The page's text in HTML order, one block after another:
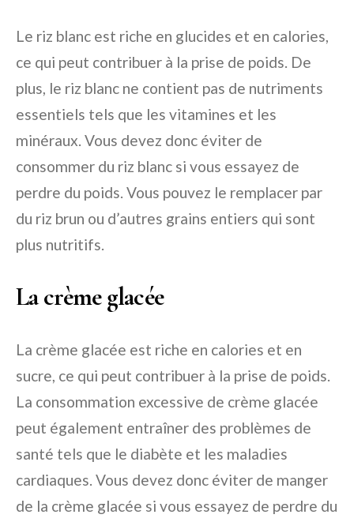
Le riz blanc est riche en glucides et en calories,
ce qui peut contribuer à la prise de poids. De
plus, le riz blanc ne contient pas de nutriments
essentiels tels que les vitamines et les
minéraux. Vous devez donc éviter de
consommer du riz blanc si vous essayez de
perdre du poids. Vous pouvez le remplacer par
du riz brun ou d’autres grains entiers qui sont
plus nutritifs.
La crème glacée
La crème glacée est riche en calories et en
sucre, ce qui peut contribuer à la prise de poids.
La consommation excessive de crème glacée
peut également entraîner des problèmes de
santé tels que le diabète et les maladies
cardiaques. Vous devez donc éviter de manger
de la crème glacée si vous essayez de perdre du